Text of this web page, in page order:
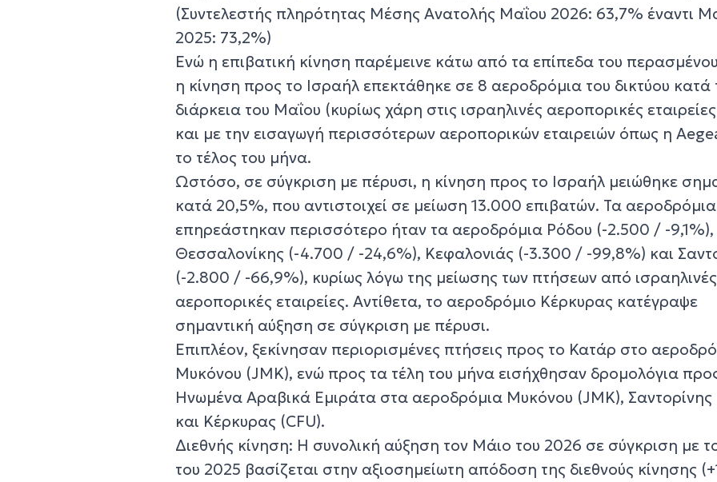
(Συντελεστής πληρότητας Μέσης Ανατολής Μαΐου 2026: 63,7% έναντι
2025: 73,2%)
Ενώ η επιβατική κίνηση παρέμεινε κάτω από τα επίπεδα του
η κίνηση προς το Ισραήλ επεκτάθηκε σε 8 αεροδρόμια του δικτύου κατά
διάρκεια του Μαΐου (κυρίως χάρη στις ισραηλινές αεροπορικές
και με την εισαγωγή περισσότερων αεροπορικών εταιρειών όπως η
το τέλος του μήνα.
Ωστόσο, σε σύγκριση με πέρυσι, η κίνηση προς το Ισραήλ μειώθηκε
κατά 20,5%, που αντιστοιχεί σε μείωση 13.000 επιβατών. Τα
επηρεάστηκαν περισσότερο ήταν τα αεροδρόμια Ρόδου (-2.500 / -9,1%),
Θεσσαλονίκης (-4.700 / -24,6%), Κεφαλονιάς (-3.300 / -99,8%) και
(-2.800 / -66,9%), κυρίως λόγω της μείωσης των πτήσεων από ισραηλινές
αεροπορικές εταιρείες. Αντίθετα, το αεροδρόμιο Κέρκυρας κατέγραψε
σημαντική αύξηση σε σύγκριση με πέρυσι.
Επιπλέον, ξεκίνησαν περιορισμένες πτήσεις προς το Κατάρ στο
Μυκόνου (JMK), ενώ προς τα τέλη του μήνα εισήχθησαν δρομολόγια
Ηνωμένα Αραβικά Εμιράτα στα αεροδρόμια Μυκόνου (JMK), Σαντορίνης
και Κέρκυρας (CFU).
Διεθνής κίνηση: Η συνολική αύξηση τον Μάιο του 2026 σε σύγκριση με
του 2025 βασίζεται στην αξιοσημείωτη απόδοση της διεθνούς κίνησης